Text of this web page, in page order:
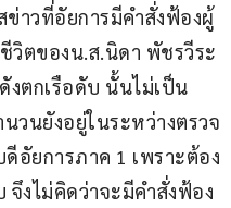
ข่าวที่อัยการมีคำสั่งฟ้องผู้
วิตของน.ส.นิดา พัชรวีระ
ตกเรือดับ นั้นไม่เป็น
วนยังอยู่ในระหว่างตรวจ
อัยการภาค 1 เพราะต้อง
งไม่คิดว่าจะมีคำสั่งฟ้อง